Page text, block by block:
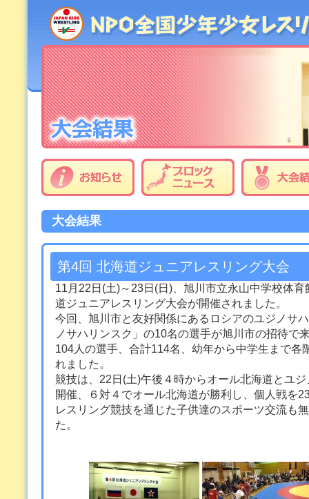
大会結果
第4回 北海道ジュニアレスリング大会
11月22日(土)～23日(日)、旭川市立永山中学校体
道ジュニアレスリング大会が開催されました。
今回、旭川市と友好関係にあるロシアのユジノサ
ノサハリンスク」の10名の選手が旭川市の招待で
104人の選手、合計114名、幼年から中学生まで各
れました。
競技は、22日(土)午後４時からオール北海道とユ
開催、６対４でオール北海道が勝利し、個人戦を
レスリング競技を通じた子供達のスポーツ交流も
た。